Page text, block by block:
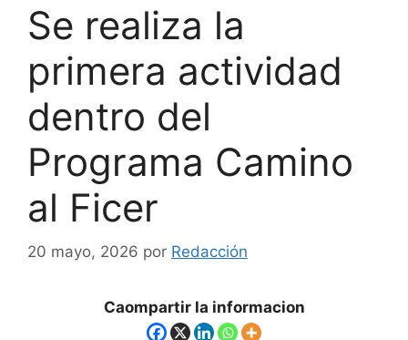
Se realiza la
primera actividad
dentro del
Programa Camino
al Ficer
20 mayo, 2026 por Redacción
Caompartir la informacion